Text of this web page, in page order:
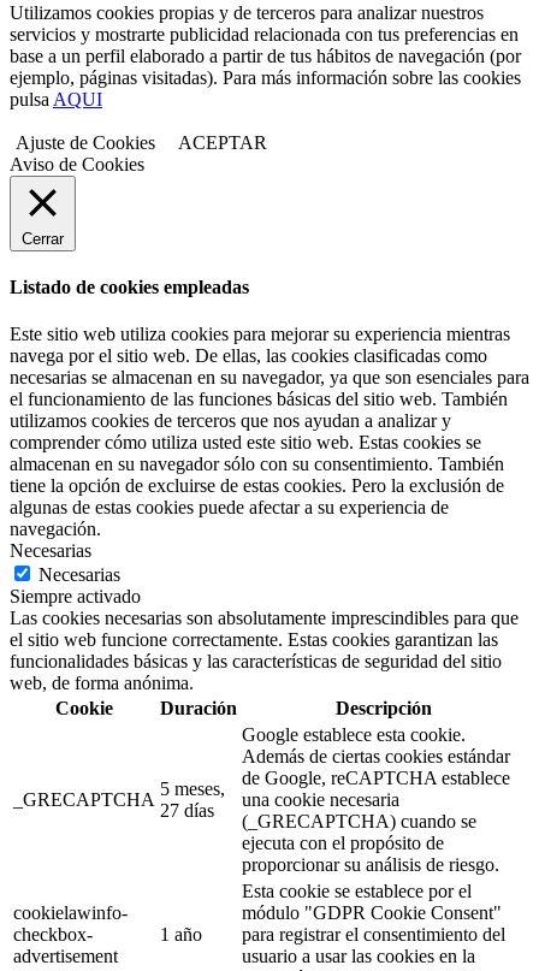
Utilizamos cookies propias y de terceros para analizar nuestros
servicios y mostrarte publicidad relacionada con tus preferencias en
base a un perfil elaborado a partir de tus hábitos de navegación (por
ejemplo, páginas visitadas). Para más información sobre las cookies
pulsa AQUI
Ajuste de Cookies
ACEPTAR
Aviso de Cookies
Cerrar
Listado de cookies empleadas
Este sitio web utiliza cookies para mejorar su experiencia mientras
navega por el sitio web. De ellas, las cookies clasificadas como
necesarias se almacenan en su navegador, ya que son esenciales para
el funcionamiento de las funciones básicas del sitio web. También
utilizamos cookies de terceros que nos ayudan a analizar y
comprender cómo utiliza usted este sitio web. Estas cookies se
almacenan en su navegador sólo con su consentimiento. También
tiene la opción de excluirse de estas cookies. Pero la exclusión de
algunas de estas cookies puede afectar a su experiencia de
navegación.
Necesarias
Necesarias
Siempre activado
Las cookies necesarias son absolutamente imprescindibles para que
el sitio web funcione correctamente. Estas cookies garantizan las
funcionalidades básicas y las características de seguridad del sitio
web, de forma anónima.
Cookie
Duración Descripción
_GRECAPTCHA
5 meses,
27 días
Google establece esta cookie.
Además de ciertas cookies estándar
de Google, reCAPTCHA establece
una cookie necesaria
(_GRECAPTCHA) cuando se
ejecuta con el propósito de
proporcionar su análisis de riesgo.
cookielawinfo-
checkbox-
advertisement
1 año
Esta cookie se establece por el
módulo "GDPR Cookie Consent"
para registrar el consentimiento del
usuario a usar las cookies en la